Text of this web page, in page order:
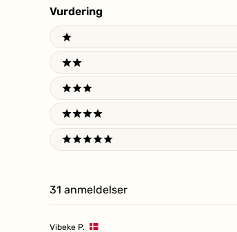
Vurdering
Ratings
1 stars
2 stars
3 stars
4 stars
5 stars
31 anmeldelser
Vibeke P.